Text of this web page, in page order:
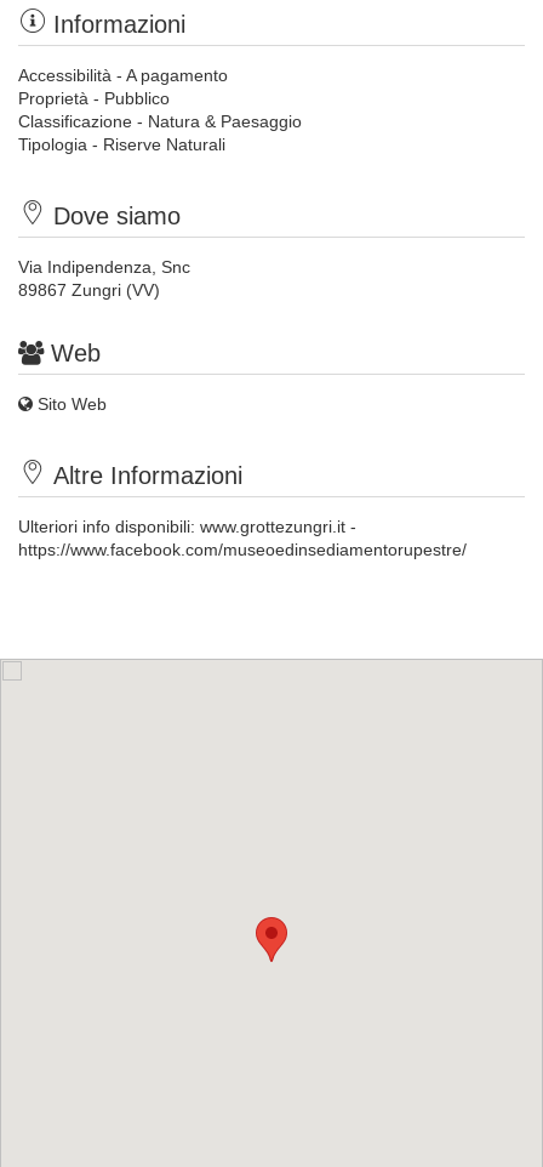
Informazioni
Accessibilità - A pagamento
Proprietà - Pubblico
Classificazione - Natura & Paesaggio
Tipologia - Riserve Naturali
Dove siamo
Via Indipendenza, Snc
89867 Zungri (VV)
Web
Sito Web
Altre Informazioni
Ulteriori info disponibili: www.grottezungri.it -
https://www.facebook.com/museoedinsediamentorupestre/